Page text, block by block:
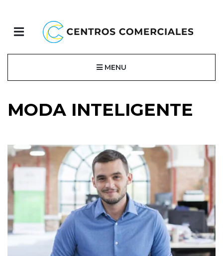
MENU
MODA INTELIGENTE